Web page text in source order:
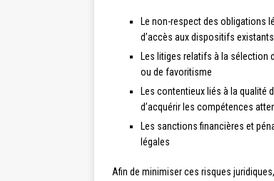
Le non-respect des obligations
d’accès aux dispositifs existants
Les litiges relatifs à la sélection
ou de favoritisme
Les contentieux liés à la qualité
d’acquérir les compétences
Les sanctions financières et
légales
Afin de minimiser ces risques